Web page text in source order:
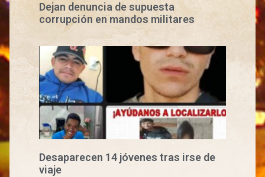
Dejan denuncia de supuesta
corrupción en mandos militares
Desaparecen 14 jóvenes tras irse de
viaje